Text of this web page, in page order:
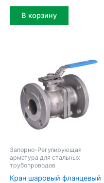
В корзину
Запорно-Регулирующая
арматура для стальных
трубопроводов
Кран шаровый фланцевый